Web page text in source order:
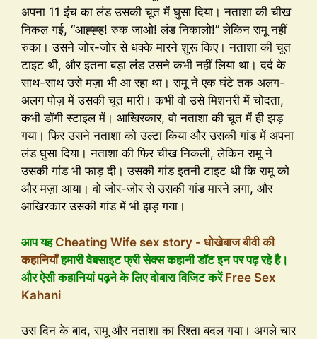
अपना 11 इंच का लंड उसकी चूत में घुसा दिया। नताशा की चीख
निकल गई, “आह्ह्ह! रुक जाओ! लंड निकालो!” लेकिन रामू नहीं
रुका। उसने जोर-जोर से धक्के मारने शुरू किए। नताशा की चूत
टाइट थी, और इतना बड़ा लंड उसने कभी नहीं लिया था। दर्द के
साथ-साथ उसे मज़ा भी आ रहा था। रामू ने एक घंटे तक अलग-
अलग पोज़ में उसकी चूत मारी। कभी वो उसे मिशनरी में चोदता,
कभी डॉगी स्टाइल में। आखिरकार, वो नताशा की चूत में ही झड़
गया। फिर उसने नताशा को उल्टा किया और उसकी गांड में अपना
लंड घुसा दिया। नताशा की फिर चीख निकली, लेकिन रामू ने
उसकी गांड भी फाड़ दी। उसकी गांड इतनी टाइट थी कि रामू को
और मज़ा आया। वो जोर-जोर से उसकी गांड मारने लगा, और
आखिरकार उसकी गांड में भी झड़ गया।
आप यहCheating Wife sex story - धोखेबाज बीवी की
कहानियाँहमारी वेबसाइट फ्री सेक्स कहानी डॉट इन पर पढ़ रहे है।
और ऐसी कहानियां पढ़ने के लिए दोबारा विजिट करेंFree Sex
Kahani
उस दिन के बाद, रामू और नताशा का रिश्ता बदल गया। अगले चार